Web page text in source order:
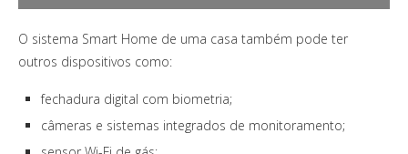
O sistema Smart Home de uma casa também pode ter
outros dispositivos como:
fechadura digital com biometria;
câmeras e sistemas integrados de monitoramento;